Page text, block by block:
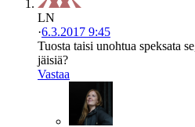
LN
·6.3.2017 9:45
Tuosta taisi unohtua speksata
jäisiä?
Vastaa